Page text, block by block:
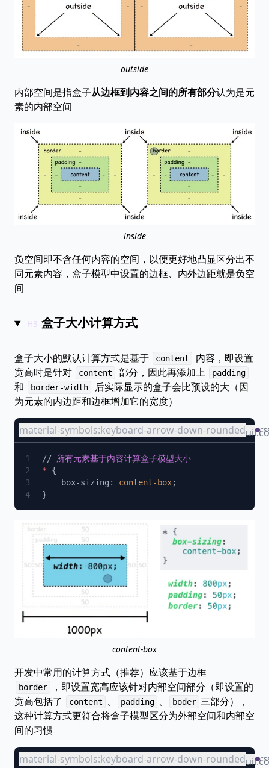
outside
内部空间是指盒子从边框到内容之间的所有部分认为是元
素的内部空间
inside
负空间即不含任何内容的空间，以便更好地凸显区分出不
同元素内容，盒子模型中设置的边框、内外边距就是负空
间
盒子大小计算方式
盒子大小的默认计算方式是基于 content
内容，即设置
宽高时是针对
content 部分，因此再添加上 padding
和 border-width
后实际显示的盒子会比预设的大（因
为元素的内边距和边框增加它的宽度）
material-symbols:keyboard-arrow-down-rounded
//
*
    box-sizing:
content-box
content-box
开发中常用的计算方式（推荐）应该基于边框
border
，即设置宽高应该针对内部空间部分（即设置的
宽高包括了
content 、 padding 、 boder 三部分），
这种计算方式更符合将盒子模型区分为外部空间和内部空
间的习惯
material-symbols:keyboard-arrow-down-rounded